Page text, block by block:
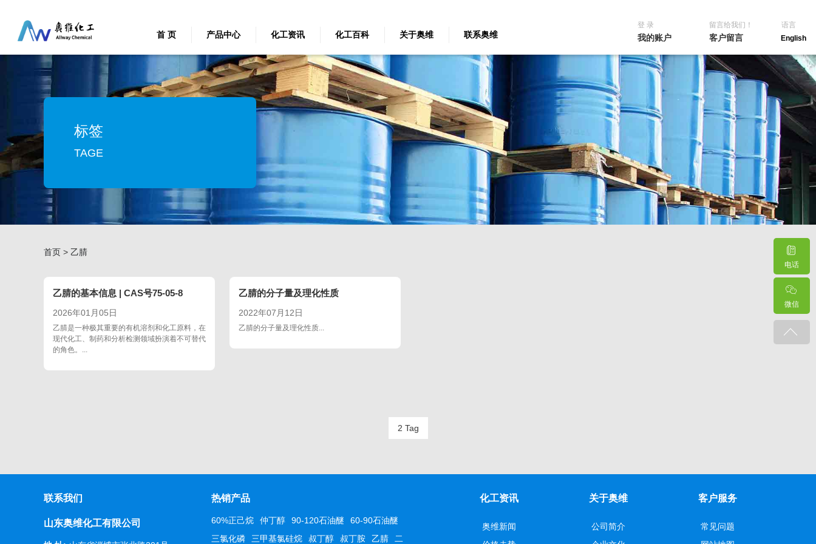
首 页 产品中心 化工资讯 化工百科 关于奥维 联系奥维
登 录
我的账户
留言给我们！
客户留言
语言
English
标签
TAGE
首页 > 乙腈
乙腈的基本信息 | CAS号75-05-8
2026年01月05日
乙腈是一种极其重要的有机溶剂和化工原料，在
现代化工、制药和分析检测领域扮演着不可替代
的角色。...
乙腈的分子量及理化性质
2022年07月12日
乙腈的分子量及理化性质...
2 Tag
联系我们
山东奥维化工有限公司
热销产品
60%正己烷 仲丁醇 90-120石油醚
60-90石油醚
三氯化磷
三甲基氯硅烷 叔丁醇 叔丁胺 乙腈 二
客户服务
常见问题
关于奥维
公司简介
化工资讯
奥维新闻
电话
微信